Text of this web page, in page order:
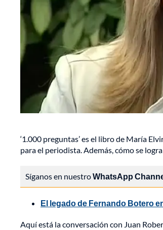
‘1.000 preguntas’ es el libro de María
para el periodista. Además, cómo se
Síganos en nuestroWhatsApp
El legado de Fernando Botero
Aquí está la conversación con Juan